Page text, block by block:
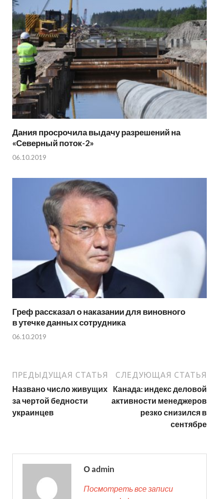
Дания просрочила выдачу разрешений на
«Северный поток-2»
06.10.2019
Греф рассказал о наказании для виновного
в утечке данных сотрудника
06.10.2019
ПРЕДЫДУЩАЯ СТАТЬЯ
Названо число живущих
за чертой бедности
украинцев
СЛЕДУЮЩАЯ СТАТЬЯ
Канада: индекс деловой
активности менеджеров
резко снизился в
сентябре
О admin
Посмотреть все записи